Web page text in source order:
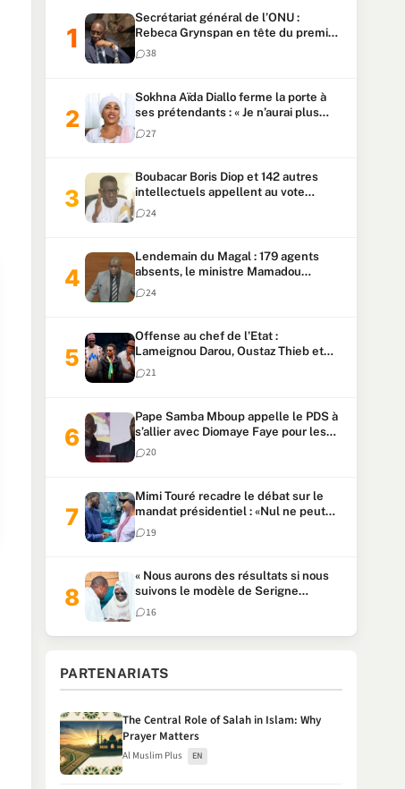
Secrétariat général de l’ONU :
Rebeca Grynspan en tête du premier
vote, Macky Sall pointe à la 5ᵉ place
38
Sokhna Aïda Diallo ferme la porte à
ses prétendants : « Je n’aurai plus
jamais un autre mari »
27
Boubacar Boris Diop et 142 autres
intellectuels appellent au vote
urgent de la révision
constitutionnelle
24
Lendemain du Magal : 179 agents
absents, le ministre Mamadou
Lamine Dianté exige des explications
24
Offense au chef de l’Etat :
Lameignou Darou, Oustaz Thieb et
Ndiaye Touba lourdement
condamnés
21
Pape Samba Mboup appelle le PDS à
s’allier avec Diomaye Faye pour les
locales et tacle Sonko
20
Mimi Touré recadre le débat sur le
mandat présidentiel : «Nul ne peut
faire plus de deux mandats
consécutifs de 5 ans»
19
« Nous aurons des résultats si nous
suivons le modèle de Serigne
Touba » : Ousmane Sonko au Khalife
Serigne Mountakha
16
PARTENARIATS
The Central Role of Salah in Islam: Why
Prayer Matters
Al Muslim Plus EN